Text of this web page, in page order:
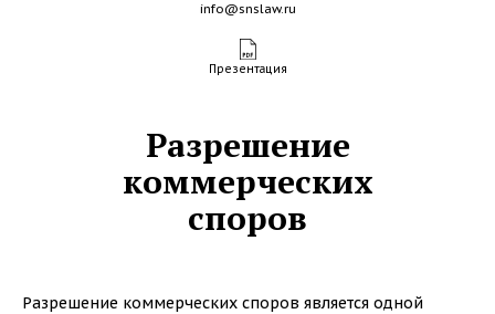
info@snslaw.ru
Презентация
Разрешение
коммерческих
споров
Разрешение коммерческих споров является одной